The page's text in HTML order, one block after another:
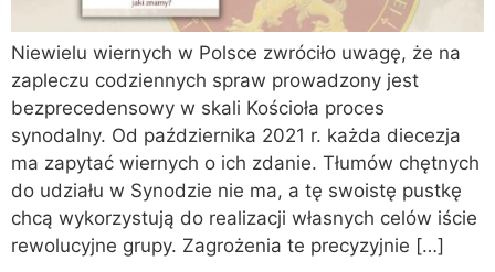
Niewielu wiernych w Polsce zwróciło uwagę, że na
zapleczu codziennych spraw prowadzony jest
bezprecedensowy w skali Kościoła proces
synodalny. Od października 2021 r. każda diecezja
ma zapytać wiernych o ich zdanie. Tłumów chętnych
do udziału w Synodzie nie ma, a tę swoistę pustkę
chcą wykorzystują do realizacji własnych celów iście
rewolucyjne grupy. Zagrożenia te precyzyjnie […]